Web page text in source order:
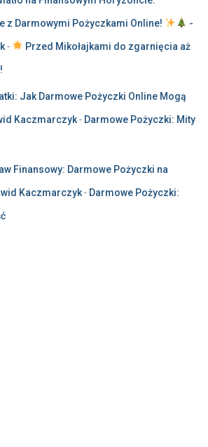
z Darmowymi Pożyczkami Online! -
- Przed Mikołajkami do zgarnięcia aż
Jak Darmowe Pożyczki Online Mogą
Kaczmarczyk- Darmowe Pożyczki: Mity
Finansowy: Darmowe Pożyczki na
Kaczmarczyk- Darmowe Pożyczki: